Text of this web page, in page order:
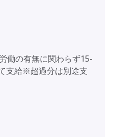
働の有無に関わらず15-
支給※超過分は別途支